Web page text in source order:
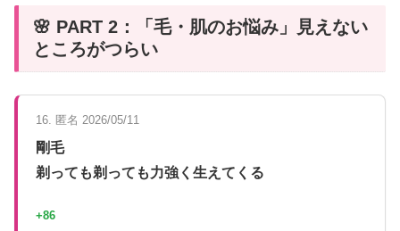
🌸 PART 2：「毛・肌のお悩み」見えない
ところがつらい
16. 匿名 2026/05/11
剛毛
剃っても剃っても力強く生えてくる
+86